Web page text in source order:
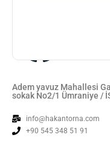
Adem yavuz Mahallesi
sokak No2/1 Ümraniye /
info@hakantorna.com
+90 545 348 51 91